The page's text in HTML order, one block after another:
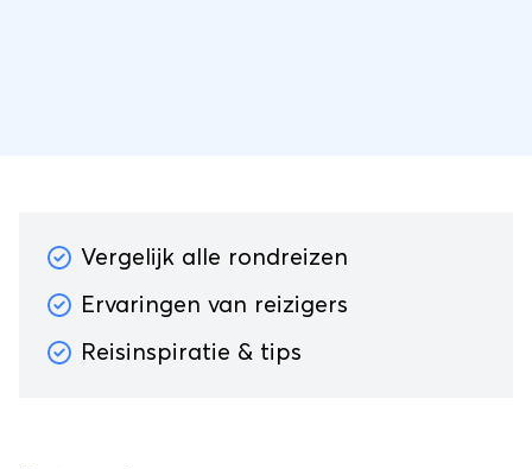
Vergelijk alle rondreizen
Ervaringen van reizigers
Reisinspiratie & tips